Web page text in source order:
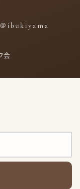
ibukiyama
会